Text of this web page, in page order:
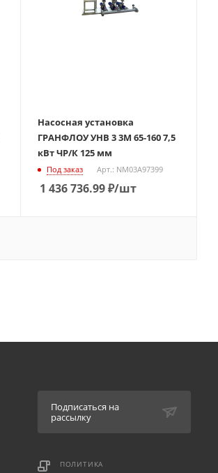
Насосная установка
ГРАНФЛОУ УНВ 3 3М 65-160 7,5
кВт ЧР/К 125 мм
Под заказ Арт.: NM03A97399
1 436 736.99₽/шт
Подписаться на
рассылку
ПОЛИТИКА